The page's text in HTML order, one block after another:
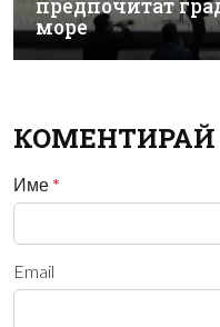
предпочитат
море
КОМЕНТИРАЙ
Име *
Email